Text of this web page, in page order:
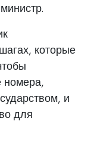
которые
номера,
и
для